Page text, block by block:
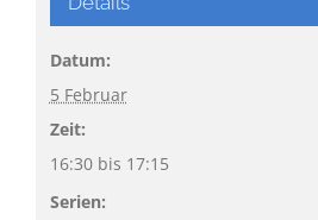
Datum:
5 Februar
Zeit:
16:30 bis 17:15
Serien: